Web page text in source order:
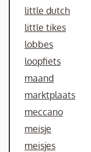
little dutch
little tikes
lobbes
loopfiets
maand
marktplaats
meccano
meisje
meisjes